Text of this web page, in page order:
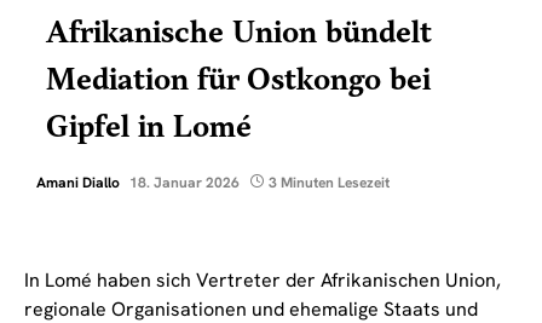
Afrikanische Union bündelt
Mediation für Ostkongo bei
Gipfel in Lomé
Amani Diallo 18. Januar 2026 3 Minuten Lesezeit
In Lomé haben sich Vertreter der Afrikanischen Union,
regionale Organisationen und ehemalige Staats und